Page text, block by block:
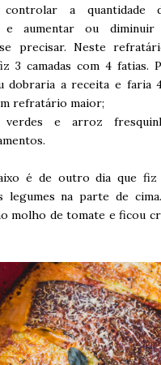
controlar a quantidade
e aumentar ou
precisar. Neste
3 camadas com 4 fatias.
dobraria a receita e faria
refratário maior;
e arroz
é de outro dia que fiz
legumes na parte de
molho de tomate e ficou